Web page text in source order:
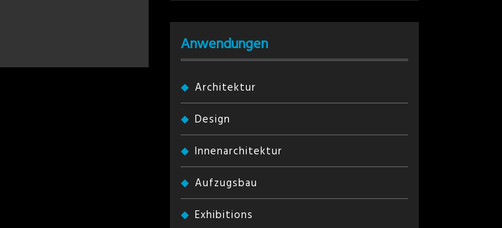
Anwendungen
Architektur
Design
Innenarchitektur
Aufzugsbau
Exhibitions